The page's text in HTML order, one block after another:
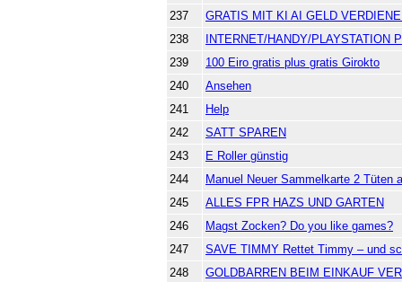
237
GRATIS MIT KI AI GELD
238
INTERNET/HANDY/PLAYSTATION
239
100 Eiro gratis plus gratis Girokto
240
Ansehen
241
Help
242
SATT SPAREN
243
E Roller günstig
244
Manuel Neuer Sammelkarte 2 Tüten
245
ALLES FPR HAZS UND GARTEN
246
Magst Zocken? Do you like games?
247
SAVE TIMMY Rettet Timmy – und
248
GOLDBARREN BEIM EINKAUF